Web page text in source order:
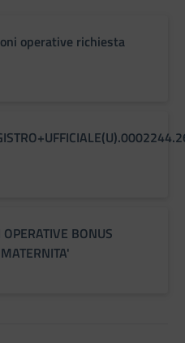
operative richiesta
BONUS